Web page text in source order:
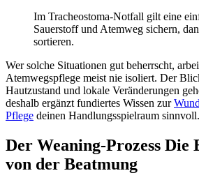
Im Tracheostoma-Notfall gilt eine
Sauerstoff und Atemweg sichern,
sortieren.
Wer solche Situationen gut beherrscht,
Atemwegspflege meist nie isoliert. Der
Hautzustand und lokale Veränderungen
deshalb ergänzt fundiertes Wissen zur
Pflege deinen Handlungsspielraum sinnvoll.
Der Weaning-Prozess Die
von der Beatmung